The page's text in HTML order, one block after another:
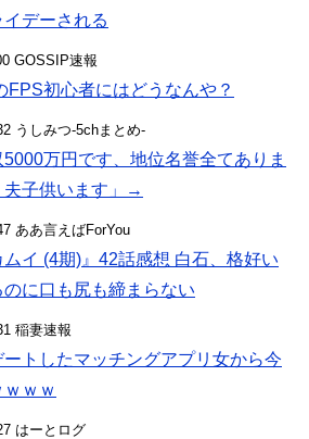
デーされる
GOSSIP速報
FPS初心者にはどうなんや？
うしみつ-5chまとめ-
万円です、地位名誉全てありま
夫子供います」→
ああ言えばForYou
ムイ (4期)』42話感想 白石、格好い
に口も尻も締まらない
稲妻速報
ートしたマッチングアプリ女から今
ｗｗ
はーとログ